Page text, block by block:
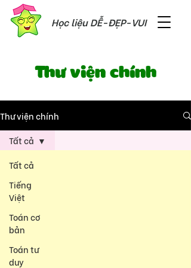
Học liệu DỄ-ĐẸP-VUI
Thư viện chính
Thư viện chính
Tất cả
Tiếng
Việt
Toán cơ
bản
Toán tư
duy
Tất cả